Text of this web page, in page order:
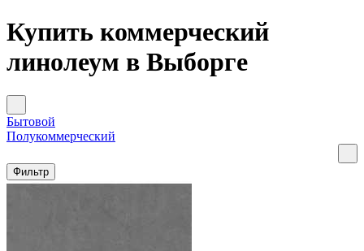
Купить коммерческий
линолеум в Выборге
Бытовой
Полукоммерческий
Фильтр